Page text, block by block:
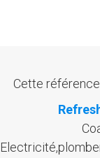
Cette